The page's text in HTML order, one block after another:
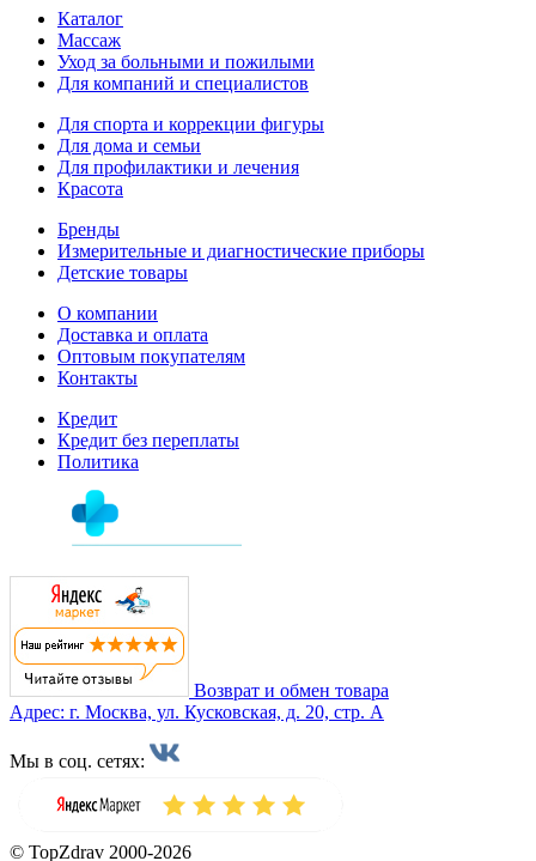
Каталог
Массаж
Уход за больными и пожилыми
Для компаний и специалистов
Для спорта и коррекции фигуры
Для дома и семьи
Для профилактики и лечения
Красота
Бренды
Измерительные и диагностические приборы
Детские товары
О компании
Доставка и оплата
Оптовым покупателям
Контакты
Кредит
Кредит без переплаты
Политика
Возврат и обмен товара
Адрес: г. Москва, ул. Кусковская, д. 20, стр. А
Мы в соц. сетях:
© TopZdrav 2000-2026